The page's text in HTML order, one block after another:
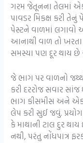
ગરમ જેતૂનના તેલમાં
પાવડર મિકક્ષ કરી
પેસ્ટને વાળમાં લગાવો
આનાથી વાળ તો
સમસ્યા પણ દૂર થાય
જે ભાગ પર વાળનો
કરી દરરોજ સવાર
ભાગ કીસમીસ અને એક
લેપ કરી સુઈ જવું.
કે માથાની ટાલ દુર
નથી, પરંતુ નોંધપાત્ર